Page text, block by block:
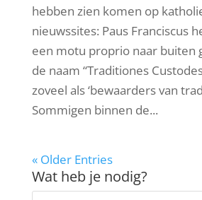
hebben zien komen op
nieuwssites: Paus Franciscus
een motu proprio naar buiten
de naam “Traditiones
zoveel als ‘bewaarders van
Sommigen binnen de...
« Older Entries
Wat heb je nodig?